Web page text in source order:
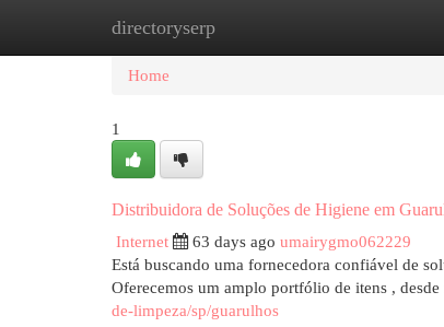
directoryserp
Home
Home
1
Distribuidora de Soluções de Higiene em
Internet
63 days ago umairygmo062229
Está buscando uma fornecedora confiável de
Oferecemos um amplo portfólio de itens ,
de-limpeza/sp/guarulhos